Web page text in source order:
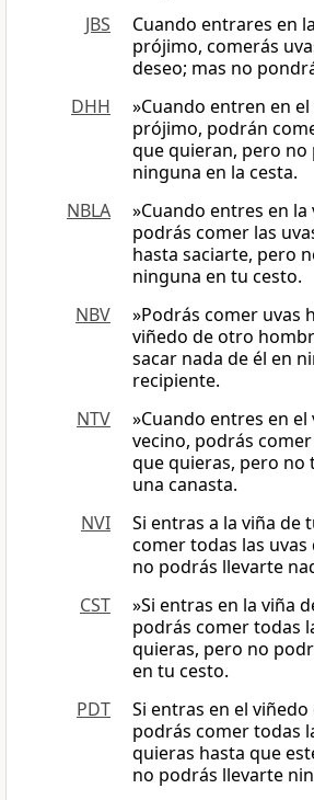
JBS
Cuando entrares en
prójimo, comerás
deseo; mas no
DHH
»Cuando entren en
prójimo, podrán
que quieran, pero no
ninguna en la cesta.
NBLA
»Cuando entres en
podrás comer las
hasta saciarte, pero
ninguna en tu cesto.
NBV
»Podrás comer uvas
viñedo de otro
sacar nada de él en
recipiente.
NTV
»Cuando entres en
vecino, podrás
que quieras, pero no
una canasta.
NVI
Si entras a la viña de
comer todas las
no podrás llevarte
CST
»Si entras en la viña
podrás comer todas
quieras, pero no
en tu cesto.
PDT
Si entras en el
podrás comer todas
quieras hasta que
no podrás llevarte